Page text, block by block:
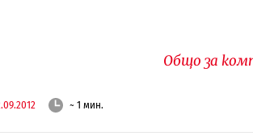
Общо за
~ 1 мин.